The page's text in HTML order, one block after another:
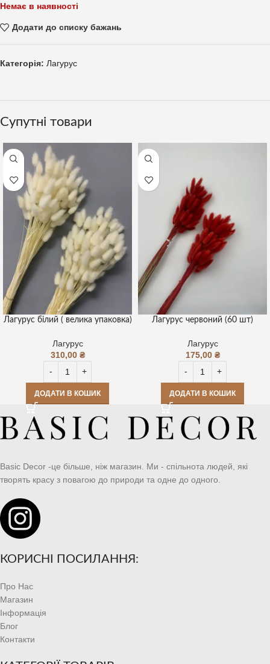
Немає в наявності
Додати до списку бажань
Категорія: Лагурус
Супутні товари
Лагурус білий ( велика упаковка)
Лагурус
310,00 ₴
ДОДАТИ В КОШИК
Лагурус червоний (60 шт)
Лагурус
175,00 ₴
ДОДАТИ В КОШИК
Basic Decor -це більше, ніж магазин. Ми - спільнота людей, які
творять красу з повагою до природи та одне до одного.
КОРИСНІ ПОСИЛАННЯ:
Про Нас
Магазин
Інформація
Блог
Контакти